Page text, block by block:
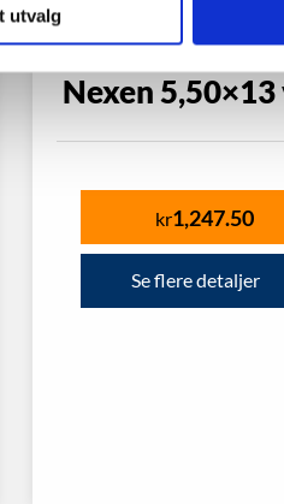
utvalg
Nexen 5,50×13
kr1,247.50
Se flere detaljer